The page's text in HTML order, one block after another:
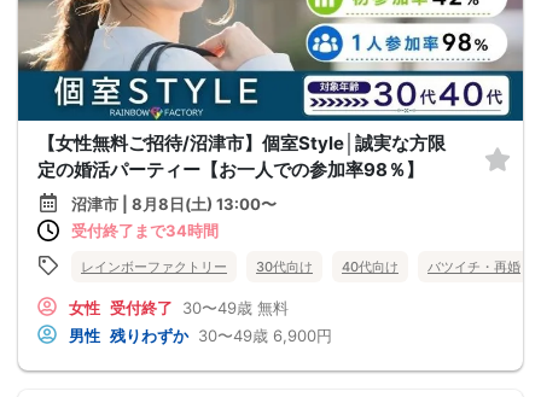
【女性無料ご招待/沼津市】個室Style│誠実な方限
定の婚活パーティー【お一人での参加率98％】
沼津市 | 8月8日(土) 13:00〜
受付終了まで34時間
レインボーファクトリー 30代向け 40代向け バツイチ・再婚
女性 受付終了 30〜49歳 無料
男性 残りわずか 30〜49歳 6,900円